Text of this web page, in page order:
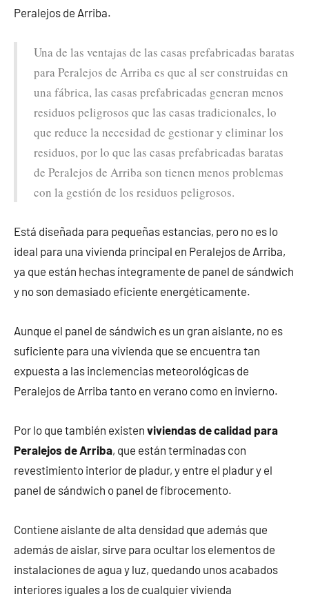
Peralejos de Arriba.
Una de las ventajas de las casas prefabricadas baratas
para Peralejos de Arriba es que al ser construidas en
una fábrica, las casas prefabricadas generan menos
residuos peligrosos que las casas tradicionales, lo
que reduce la necesidad de gestionar y eliminar los
residuos, por lo que las casas prefabricadas baratas
de Peralejos de Arriba son tienen menos problemas
con la gestión de los residuos peligrosos.
Está diseñada para pequeñas estancias, pero no es lo
ideal para una vivienda principal en Peralejos de Arriba,
ya que están hechas íntegramente de panel de sándwich
y no son demasiado eficiente energéticamente.
Aunque el panel de sándwich es un gran aislante, no es
suficiente para una vivienda que se encuentra tan
expuesta a las inclemencias meteorológicas de
Peralejos de Arriba tanto en verano como en invierno.
Por lo que también existen viviendas de calidad para
Peralejos de Arriba, que están terminadas con
revestimiento interior de pladur, y entre el pladur y el
panel de sándwich o panel de fibrocemento.
Contiene aislante de alta densidad que además que
además de aislar, sirve para ocultar los elementos de
instalaciones de agua y luz, quedando unos acabados
interiores iguales a los de cualquier vivienda